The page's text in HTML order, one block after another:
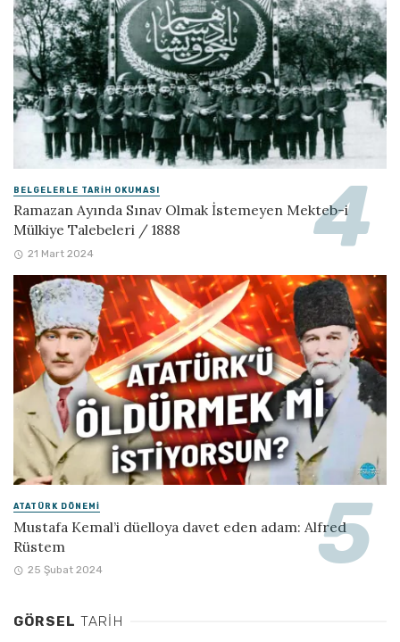
BELGELERLE TARIH OKUMASI
Ramazan Ayında Sınav Olmak İstemeyen Mekteb-i
Mülkiye Talebeleri / 1888
21 Mart 2024
ATATÜRK DÖNEMI
Mustafa Kemal’i düelloya davet eden adam: Alfred
Rüstem
25 Şubat 2024
GÖRSEL TARIH